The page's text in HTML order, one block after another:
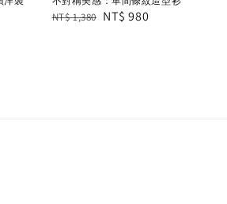
Regular
NT$ 1,380 Sale
NT$ 980